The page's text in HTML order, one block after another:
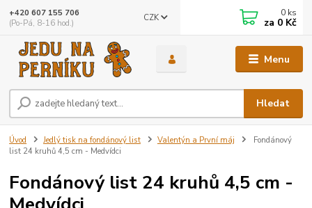
Menu
CZK
Hledat
+420 607 155 706
(Po-Pá, 8-16 hod.)
0 ks
za 0 Kč
Úvod Jedlý tisk na fondánový list Valentýn a První máj
Fondánový
list 24 kruhů 4,5 cm - Medvídci
Fondánový list 24 kruhů 4,5 cm -